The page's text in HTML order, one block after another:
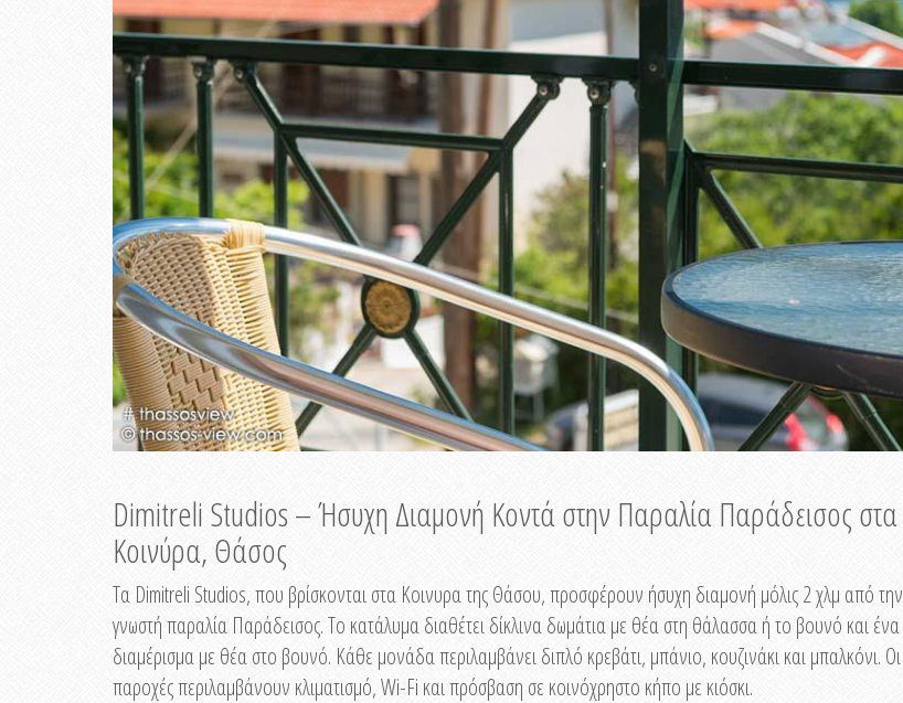
Dimitreli Studios – Ήσυχη Διαμονή Κοντά στην Παραλία Παράδεισος στα
Κοινύρα, Θάσος
Τα Dimitreli Studios, που βρίσκονται στα Κοινυρα της Θάσου, προσφέρουν ήσυχη διαμονή μόλις 2 χλμ από την
γνωστή παραλία Παράδεισος. Το κατάλυμα διαθέτει δίκλινα δωμάτια με θέα στη θάλασσα ή το βουνό και ένα
διαμέρισμα με θέα στο βουνό. Κάθε μονάδα περιλαμβάνει διπλό κρεβάτι, μπάνιο, κουζινάκι και μπαλκόνι. Οι
παροχές περιλαμβάνουν κλιματισμό, Wi-Fi και πρόσβαση σε κοινόχρηστο κήπο με κιόσκι.